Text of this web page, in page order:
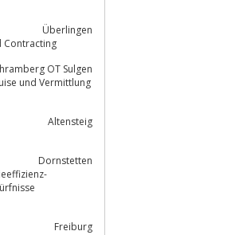
Überlingen
nach DGNB und Contracting
OT Sulgen
und Vermittlung
Altensteig
Dornstetten
Freiburg